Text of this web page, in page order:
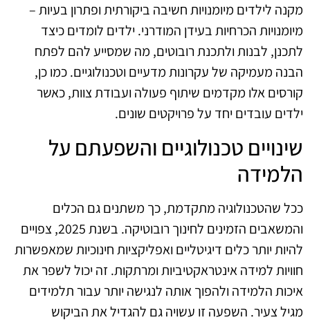
מקנה לילדים מיומנויות חשיבה ביקורתית ופתרון בעיות –
מיומנויות הכרחיות בעידן המודרני. ילדים לומדים כיצד
לתכנן, לבנות ולתכנת רובוטים, מה שמסייע להם לפתח
הבנה מעמיקה של עקרונות מדעיים וטכנולוגיים. כמו כן,
קורסים אלו מקדמים שיתוף פעולה ועבודת צוות, כאשר
ילדים עובדים יחד על פרויקטים שונים.
שינויים טכנולוגיים והשפעתם על
הלמידה
ככל שהטכנולוגיה מתקדמת, כך משתנים גם הכלים
והמשאבים הזמינים לחינוך רובוטיקה. בשנת 2025, צפויים
להיות יותר כלים דיגיטליים ואפליקציות חינוכיות שמאפשרות
חוויות למידה אינטראקטיביות ומרתקות. זה יכול לשפר את
איכות הלמידה ולהפוך אותה לנגישה יותר עבור תלמידים
מגיל צעיר. השפעה זו עשויה גם להגדיל את הביקוש